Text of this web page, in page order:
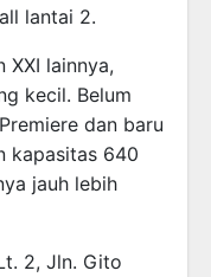
lantai 2.
XXI lainnya,
kecil. Belum
dan baru
kapasitas 640
jauh lebih
2, Jln. Gito